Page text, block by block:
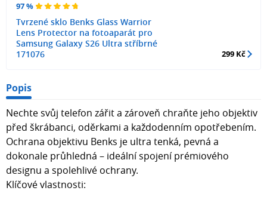
97 %
Tvrzené sklo Benks Glass Warrior
Lens Protector na fotoaparát pro
Samsung Galaxy S26 Ultra stříbrné
171076
299 Kč
Popis
Nechte svůj telefon zářit a zároveň chraňte jeho objektiv
před škrábanci, oděrkami a každodenním opotřebením.
Ochrana objektivu Benks je ultra tenká, pevná a
dokonale průhledná – ideální spojení prémiového
designu a spolehlivé ochrany.
Klíčové vlastnosti: